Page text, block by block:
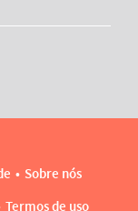
Sobre nós
Termos de uso